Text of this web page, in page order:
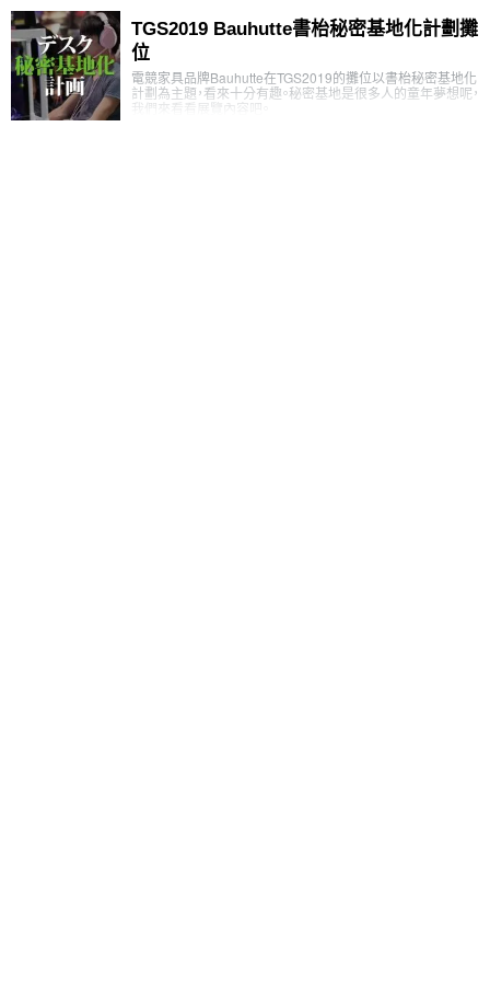
TGS2019 Bauhutte書枱秘密基地化計劃攤
位
電競家具品牌Bauhutte在TGS2019的攤位以書枱秘密基地化
計劃為主題，看來十分有趣。秘密基地是很多人的童年夢想呢，
我們來看看展覽內容吧。